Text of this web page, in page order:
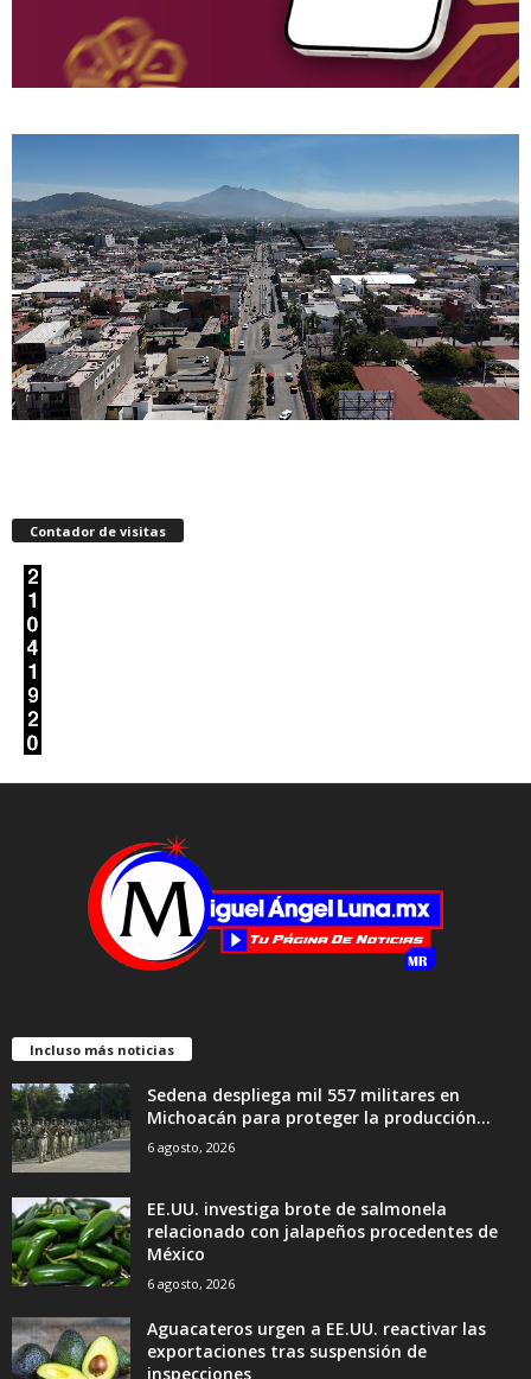
Contador de visitas
Incluso más noticias
Sedena despliega mil 557 militares en
Michoacán para proteger la producción...
6 agosto, 2026
EE.UU. investiga brote de salmonela
relacionado con jalapeños procedentes de
México
6 agosto, 2026
Aguacateros urgen a EE.UU. reactivar las
exportaciones tras suspensión de
inspecciones